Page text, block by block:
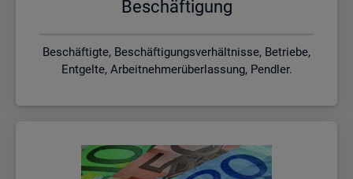
Be­schäf­ti­gung
Beschäftigte, Beschäftigungsverhältnisse, Betriebe,
Entgelte, Arbeitnehmerüberlassung, Pendler.